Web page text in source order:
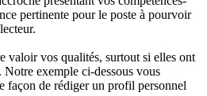
pertinente pour le poste à pourvoir
valoir vos qualités, surtout si elles ont
Notre exemple ci-dessous vous
façon de rédiger un profil personnel